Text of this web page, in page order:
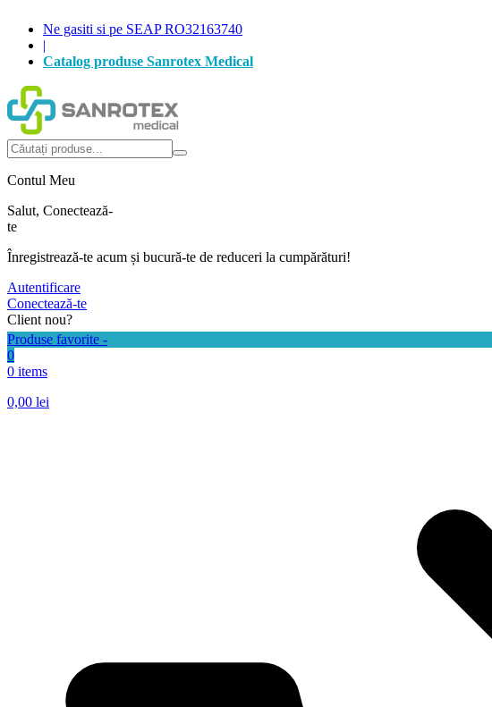
Ne gasiti si pe SEAP RO32163740
|
Catalog produse Sanrotex Medical
Autentificare
Produse favorite -
0
0 items
0,00 lei